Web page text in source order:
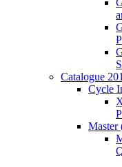
Catalogue
Cycle